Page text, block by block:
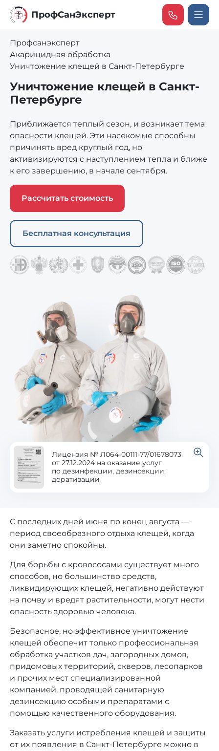
ПрофCанЭксперт
Профсанэксперт
Акарицидная обработка
Уничтожение клещей в Санкт-Петербурге
Уничтожение клещей в Санкт-
Петербурге
Приближается теплый сезон, и возникает тема
опасности клещей. Эти насекомые способны
причинять вред круглый год, но
активизируются с наступлением тепла и ближе
к его завершению, в начале сентября.
Рассчитать стоимость
Бесплатная консультация
Лицензия № Л064-00111-77/01678073
от 27.12.2024 на оказание услуг
по дезинфекции, дезинсекции,
дератизации
С последних дней июня по конец августа —
период своеобразного отдыха клещей, когда
они заметно спокойны.
Для борьбы с кровососами существует много
способов, но большинство средств,
ликвидирующих клещей, негативно действуют
на почву и вредят растительности, могут нести
опасность здоровью человека.
Безопасное, но эффективное уничтожение
клещей обеспечит только профессиональная
обработка участков дач, загородных домов,
придомовых территорий, скверов, лесопарков
и прочих мест специализированной
компанией, проводящей санитарную
дезинсекцию особыми препаратами с
помощью качественного оборудования.
Заказать услуги истребления клещей и защиты
от их появления в Санкт-Петербурге можно в